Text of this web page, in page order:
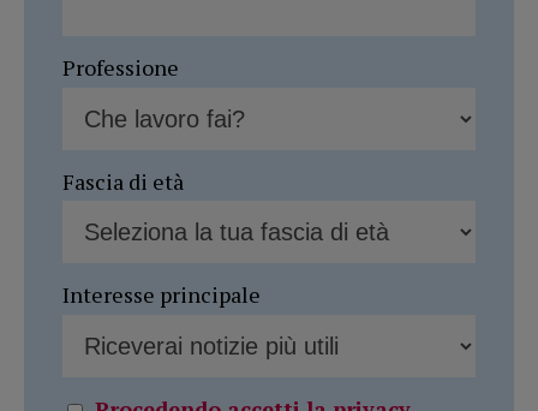
Professione
Fascia di età
Interesse principale